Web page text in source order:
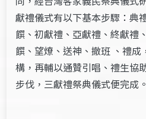
獻禮儀式有以下基本步驟：典
饌、初獻禮、亞獻禮、終獻禮
饌、望燎、送神、撤班 、禮成
構，再輔以通贊引唱、禮生協
步伐，三獻禮祭典儀式便完成。